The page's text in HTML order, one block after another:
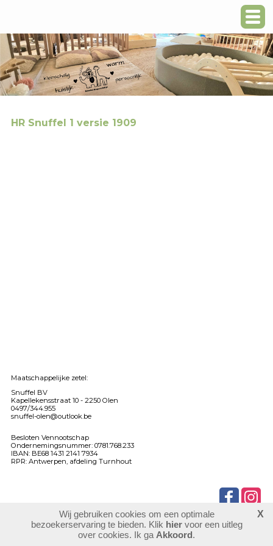
HR Snuffel 1 versie 1909
Maatschappelijke zetel:
Snuffel BV
Kapellekensstraat 10 - 2250 Olen
0497/344.955
snuffel-olen@outlook.be
Besloten Vennootschap
Ondernemingsnummer: 0781.768.233
IBAN: BE68 1431 2141 7934
RPR: Antwerpen, afdeling Turnhout
903263 bezoekers
login
Wij gebruiken cookies om een optimale
bezoekerservaring te bieden. Klik hiervoor een uitleg
over cookies. Ik ga Akkoord.
X